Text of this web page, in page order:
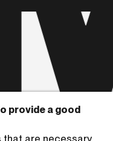
provide a good
that are necessary